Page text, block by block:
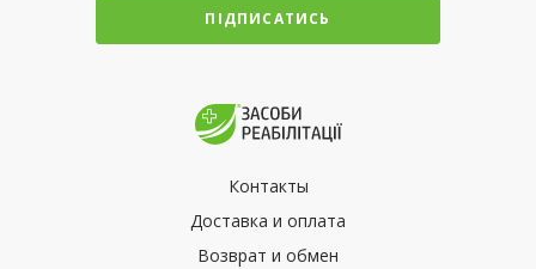
ПІДПИСАТИСЬ
Контакты
Доставка и оплата
Возврат и обмен